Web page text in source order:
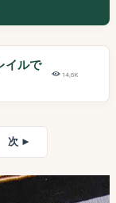
イルで
14,6K
次 ►